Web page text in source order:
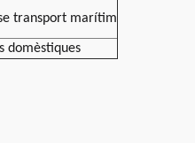
transport marítim
domèstiques